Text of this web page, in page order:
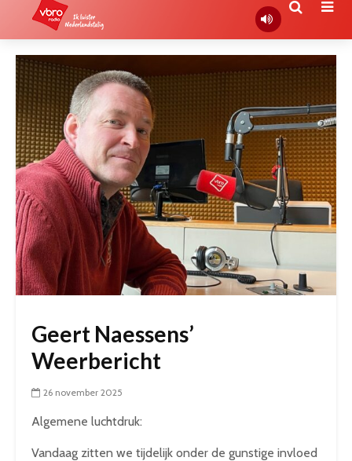
Geert Naessens’
Weerbericht
26 november 2025
Algemene luchtdruk:
Vandaag zitten we tijdelijk onder de gunstige invloed